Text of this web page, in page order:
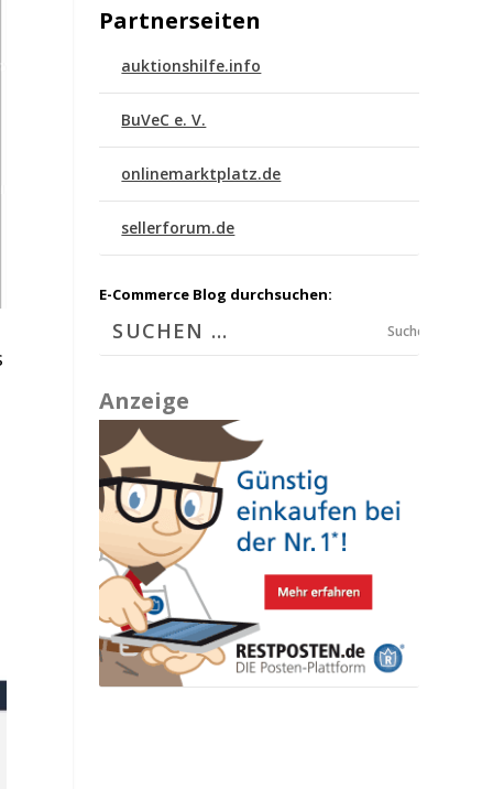
Partnerseiten
auktionshilfe.info
BuVeC e. V.
onlinemarktplatz.de
sellerforum.de
E-Commerce Blog durchsuchen:
Suchen
Anzeige